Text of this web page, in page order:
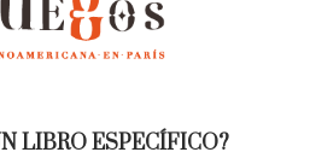
LIBRO ESPECÍFICO?